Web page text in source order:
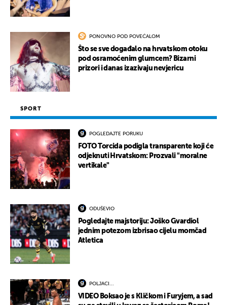
PONOVNO POD POVEĆALOM
Što se sve događalo na hrvatskom otoku
pod osramoćenim glumcem? Bizarni
prizori i danas izazivaju nevjericu
SPORT
POGLEDAJTE PORUKU
FOTO Torcida podigla transparente koji će
odjeknuti Hrvatskom: Prozvali "moralne
vertikale"
ODUŠEVIO
Pogledajte majstoriju: Joško Gvardiol
jednim potezom izbrisao cijelu momčad
Atletica
POLJACI...
VIDEO Boksao je s Kličkom i Furyjem, a sad